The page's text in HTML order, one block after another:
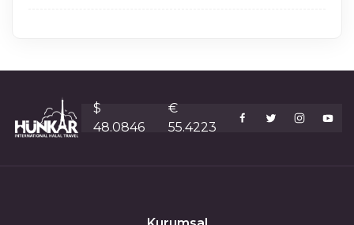
$
48.0846
€
55.4223